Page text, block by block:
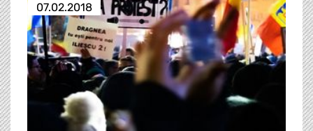
07.02.2018